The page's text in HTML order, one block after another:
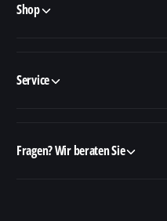
Shop
Service
Fragen? Wir beraten Sie